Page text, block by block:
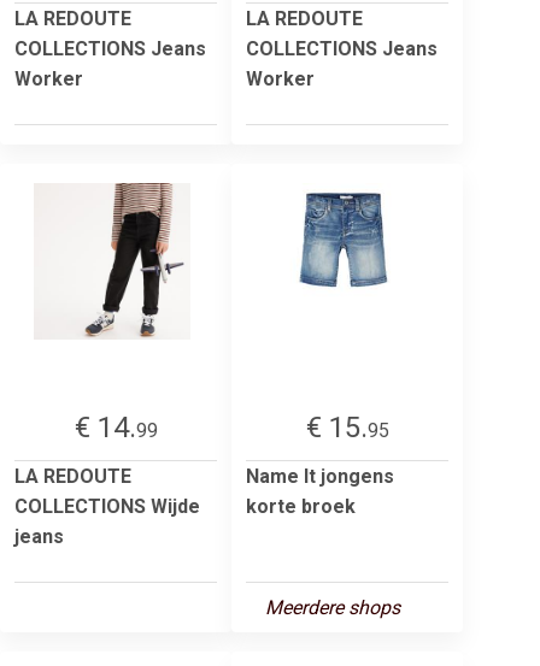
LA REDOUTE
COLLECTIONS Jeans
Worker
LA REDOUTE
COLLECTIONS Jeans
Worker
€ 14.99
LA REDOUTE
COLLECTIONS Wijde
jeans
€ 15.95
Name It jongens
korte broek
Meerdere shops